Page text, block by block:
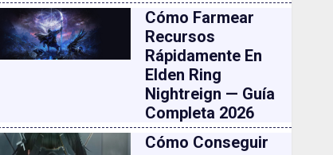
Cómo Farmear
Recursos
Rápidamente En
Elden Ring
Nightreign — Guía
Completa 2026
Cómo Conseguir